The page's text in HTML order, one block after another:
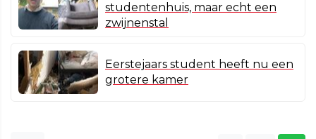
studentenhuis, maar echt een
zwijnenstal
Eerstejaars student heeft nu een
grotere kamer